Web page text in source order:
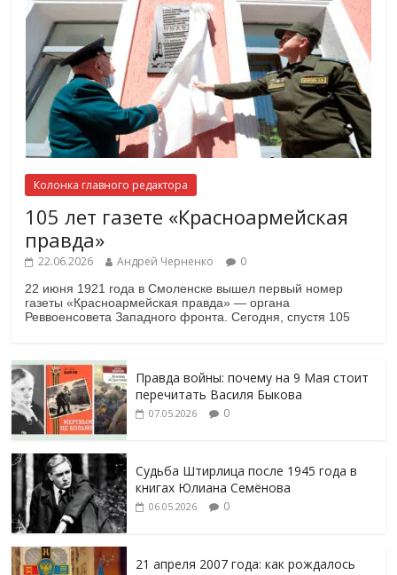
Колонка главного редактора
105 лет газете «Красноармейская
правда»
22.06.2026 Андрей Черненко 0
22 июня 1921 года в Смоленске вышел первый номер
газеты «Красноармейская правда» — органа
Реввоенсовета Западного фронта. Сегодня, спустя 105
Правда войны: почему на 9 Мая стоит
перечитать Василя Быкова
07.05.2026 0
Судьба Штирлица после 1945 года в
книгах Юлиана Семёнова
06.05.2026 0
21 апреля 2007 года: как рождалось